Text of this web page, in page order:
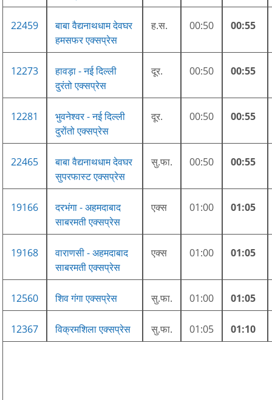
22459
बाबा वैद्यनाथधाम देवघर
हमसफर एक्सप्रेस
ह.स. 00:50 00:55
12273
हावड़ा - नई दिल्ली
दुरंतो एक्सप्रेस
दूर. 00:50 00:55
12281
भुवनेश्वर - नई दिल्ली
दुरोंतो एक्सप्रेस
दूर. 00:50 00:55
22465
बाबा वैद्यनाथधाम देवघर
सुपरफास्ट एक्सप्रेस
सु.फा. 00:50 00:55
19166
दरभंगा - अहमदाबाद
साबरमती एक्सप्रेस
एक्स 01:00 01:05
19168
वाराणसी - अहमदाबाद
साबरमती एक्सप्रेस
एक्स 01:00 01:05
12560 शिव गंगा एक्सप्रेस सु.फा. 01:00 01:05
12367 विक्रमशिला एक्सप्रेस सु.फा. 01:05 01:10